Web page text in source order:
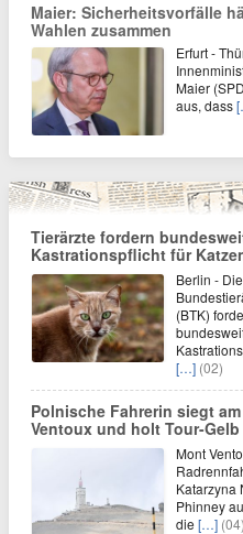
Maier: Sicherheitsvorfälle
Wahlen zusammen
Erfurt -
Maier
aus, dass
Tierärzte fordern
Kastrationspflicht für
Berlin - Die
(BTK)
[…] (02)
Polnische Fahrerin siegt
Ventoux und holt Tour-Gelb
Mont
Katarzyna
Phinney
die […] (04)